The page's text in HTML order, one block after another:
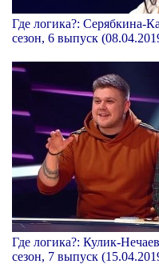
Где логика?: Серябкина-
сезон, 6 выпуск
Где логика?: Кулик-
сезон, 7 выпуск